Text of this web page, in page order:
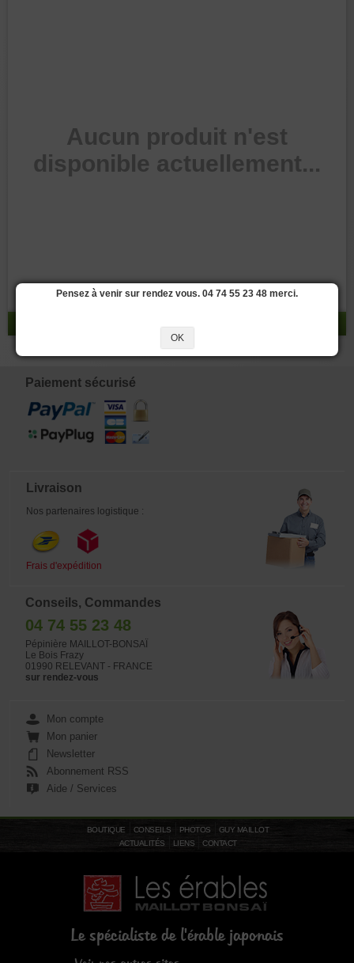
Aucun produit n'est
disponible actuellement...
Paiement sécurisé
Livraison
Nos partenaires logistique :
Frais d'expédition
Conseils, Commandes
04 74 55 23 48
Pépinière MAILLOT-BONSAÏ
Le Bois Frazy
01990 RELEVANT - FRANCE
sur rendez-vous
Mon compte
Mon panier
Newsletter
Abonnement RSS
Aide / Services
BOUTIQUE CONSEILS PHOTOS
GUY MAILLOT
ACTUALITÉS
LIENS CONTACT
Le spécialiste de l'érable japonais
Pensez à venir sur rendez vous. 04 74 55 23 48 merci.
OK